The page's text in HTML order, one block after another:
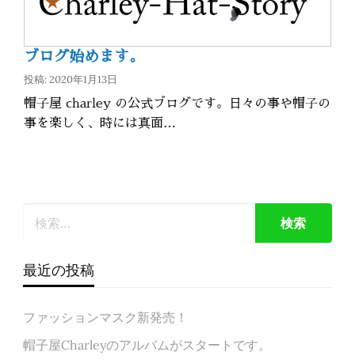
ブログ始めます。
投稿: 2020年1月13日
帽子屋 charley の公式ブログです。日々の事や帽子の
事を楽しく、時には真面…
最近の投稿
ファッションマスク新発売！
帽子屋Charleyのアルバムがスタートです。